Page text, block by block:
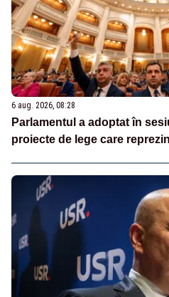
6 aug. 2026, 08:28
Parlamentul a adoptat în
proiecte de lege care